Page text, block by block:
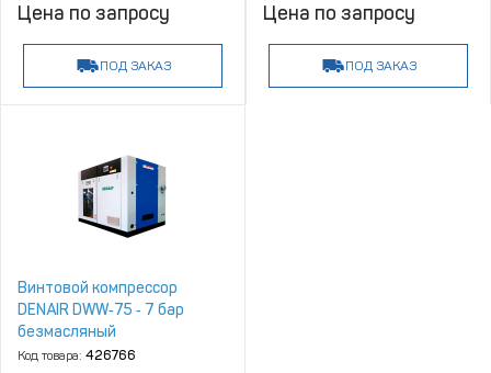
Цена по запросу
ПОД ЗАКАЗ
Цена по запросу
ПОД ЗАКАЗ
Винтовой компрессор
DENAIR DWW‑75 ‑ 7 бар
безмасляный
Код товара: 426766